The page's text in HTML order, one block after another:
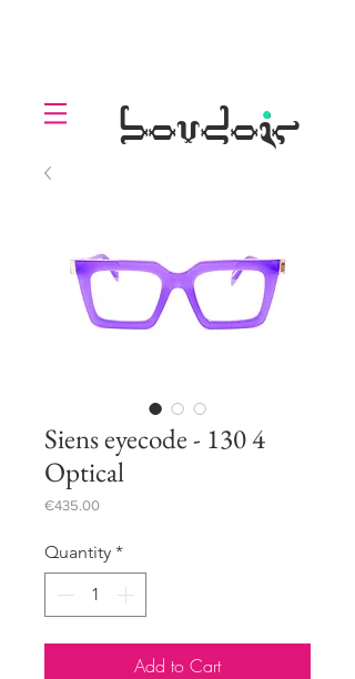
boudoir
.
Siens eyecode - 130 4
Optical
€435.00Price
Quantity *
Add to Cart